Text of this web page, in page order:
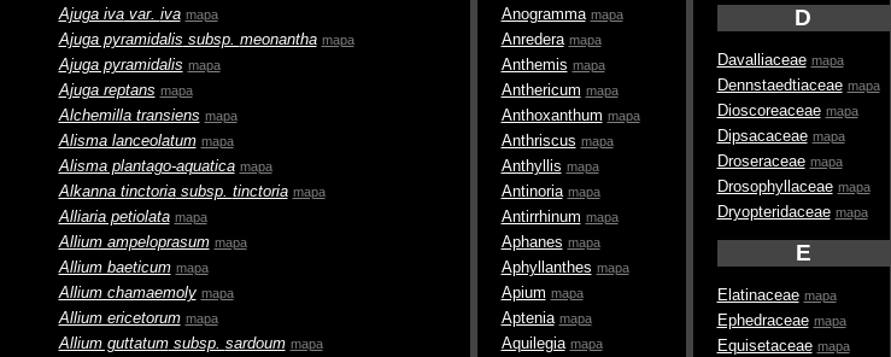
Ajuga ivavar. iva mapa
Ajuga pyramidalis subsp. meonantha mapa
Ajuga pyramidalis mapa
Ajuga reptans mapa
Alchemilla transiens mapa
Alisma lanceolatum mapa
Alisma plantago-aquatica mapa
Alkanna tinctoriasubsp. tinctoria mapa
Alliaria petiolata mapa
Allium ampeloprasum mapa
Allium baeticum mapa
Allium chamaemoly mapa
Allium ericetorum mapa
Allium guttatumsubsp. sardoum mapa
Anogramma mapa
Anredera mapa
Anthemis mapa
Anthericum mapa
Anthoxanthum mapa
Anthriscus mapa
Anthyllis mapa
Antinoria mapa
Antirrhinum mapa
Aphanes mapa
Aphyllanthes mapa
Apium mapa
Aptenia mapa
Aquilegia mapa
D
Davalliaceae mapa
Dennstaedtiaceae mapa
Dioscoreaceae mapa
Dipsacaceae mapa
Droseraceae mapa
Drosophyllaceae mapa
Dryopteridaceae mapa
E
Elatinaceae mapa
Ephedraceae mapa
Equisetaceae mapa